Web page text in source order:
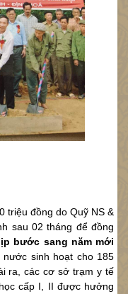
triệu đồng do Quỹ NS &
sau 02 tháng để đồng
bước sang năm mới
nước sinh hoạt cho 185
ra, các cơ sở trạm y tế
cấp I, II được hưởng